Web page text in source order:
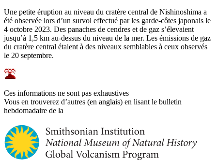
Une petite éruption au niveau du cratère central de Nishinoshima a
été observée lors d’un survol effectué par les garde-côtes japonais le
4 octobre 2023. Des panaches de cendres et de gaz s’élevaient
jusqu’à 1,5 km au-dessus du niveau de la mer. Les émissions de gaz
du cratère central étaient à des niveaux semblables à ceux observés
le 20 septembre.
Ces informations ne sont pas exhaustives
Vous en trouverez d’autres (en anglais) en lisant le bulletin
hebdomadaire de la